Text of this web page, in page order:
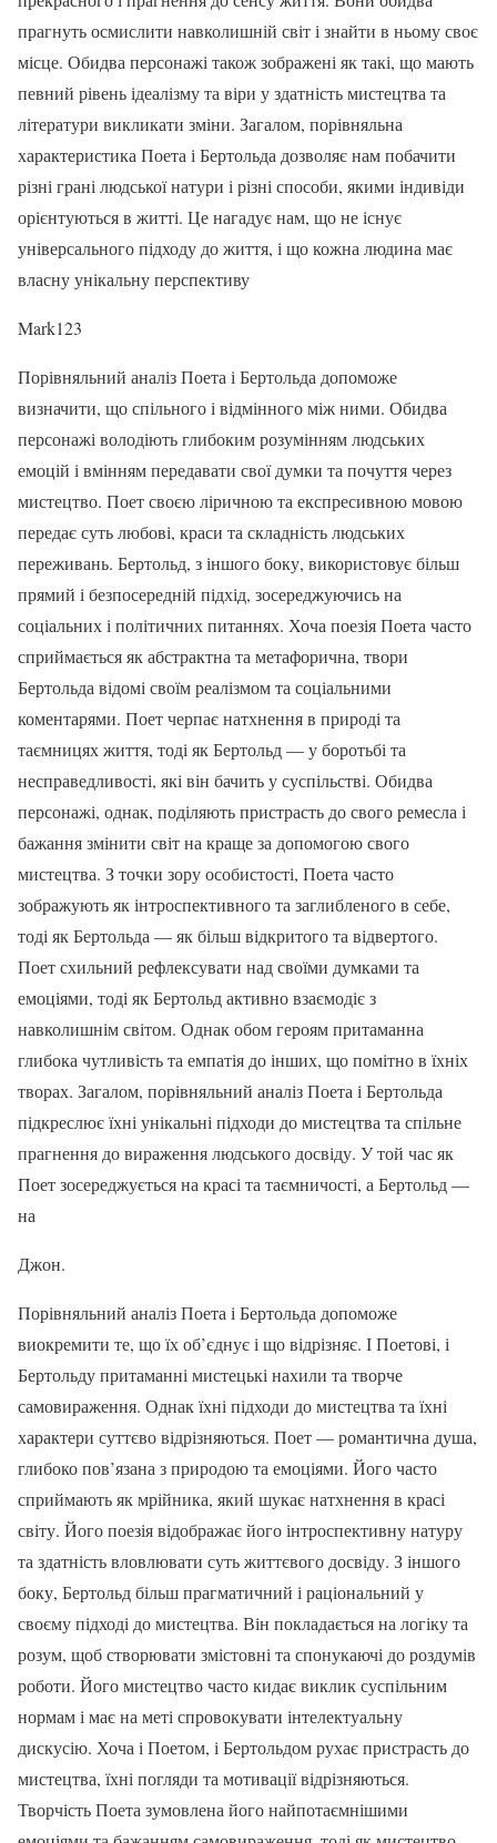
прагнуть осмислити навколишній світ і знайти в ньому своє
місце. Обидва персонажі також зображені як такі, що мають
певний рівень ідеалізму та віри у здатність мистецтва та
літератури викликати зміни. Загалом, порівняльна
характеристика Поета і Бертольда дозволяє нам побачити
різні грані людської натури і різні способи, якими індивіди
орієнтуються в житті. Це нагадує нам, що не існує
універсального підходу до життя, і що кожна людина має
власну унікальну перспективу
Mark123
Порівняльний аналіз Поета і Бертольда допоможе
визначити, що спільного і відмінного між ними. Обидва
персонажі володіють глибоким розумінням людських
емоцій і вмінням передавати свої думки та почуття через
мистецтво. Поет своєю ліричною та експресивною мовою
передає суть любові, краси та складність людських
переживань. Бертольд, з іншого боку, використовує більш
прямий і безпосередній підхід, зосереджуючись на
соціальних і політичних питаннях. Хоча поезія Поета часто
сприймається як абстрактна та метафорична, твори
Бертольда відомі своїм реалізмом та соціальними
коментарями. Поет черпає натхнення в природі та
таємницях життя, тоді як Бертольд — у боротьбі та
несправедливості, які він бачить у суспільстві. Обидва
персонажі, однак, поділяють пристрасть до свого ремесла і
бажання змінити світ на краще за допомогою свого
мистецтва. З точки зору особистості, Поета часто
зображують як інтроспективного та заглибленого в себе,
тоді як Бертольда — як більш відкритого та відвертого.
Поет схильний рефлексувати над своїми думками та
емоціями, тоді як Бертольд активно взаємодіє з
навколишнім світом. Однак обом героям притаманна
глибока чутливість та емпатія до інших, що помітно в їхніх
творах. Загалом, порівняльний аналіз Поета і Бертольда
підкреслює їхні унікальні підходи до мистецтва та спільне
прагнення до вираження людського досвіду. У той час як
Поет зосереджується на красі та таємничості, а Бертольд —
на
Джон.
Порівняльний аналіз Поета і Бертольда допоможе
виокремити те, що їх об’єднує і що відрізняє. І Поетові, і
Бертольду притаманні мистецькі нахили та творче
самовираження. Однак їхні підходи до мистецтва та їхні
характери суттєво відрізняються. Поет — романтична душа,
глибоко пов’язана з природою та емоціями. Його часто
сприймають як мрійника, який шукає натхнення в красі
світу. Його поезія відображає його інтроспективну натуру
та здатність вловлювати суть життєвого досвіду. З іншого
боку, Бертольд більш прагматичний і раціональний у
своєму підході до мистецтва. Він покладається на логіку та
розум, щоб створювати змістовні та спонукаючі до роздумів
роботи. Його мистецтво часто кидає виклик суспільним
нормам і має на меті спровокувати інтелектуальну
дискусію. Хоча і Поетом, і Бертольдом рухає пристрасть до
мистецтва, їхні погляди та мотивації відрізняються.
Творчість Поета зумовлена його найпотаємнішими